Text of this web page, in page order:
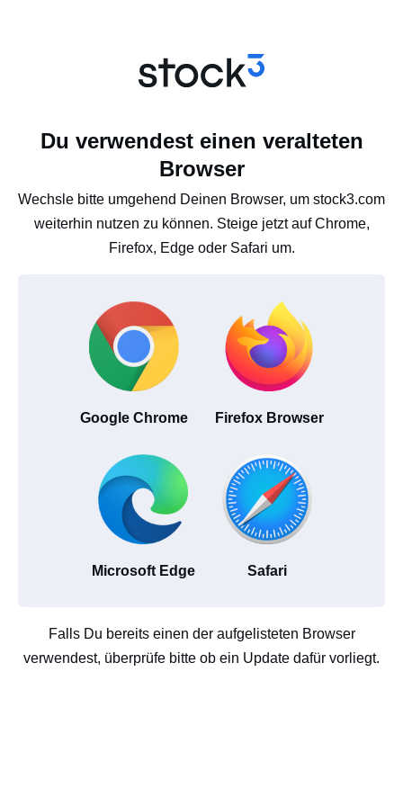
Du verwendest einen veralteten
Browser
Wechsle bitte umgehend Deinen Browser, um stock3.com
weiterhin nutzen zu können. Steige jetzt auf Chrome,
Firefox, Edge oder Safari um.
Google Chrome Firefox Browser
Microsoft Edge Safari
Falls Du bereits einen der aufgelisteten Browser
verwendest, überprüfe bitte ob ein Update dafür vorliegt.